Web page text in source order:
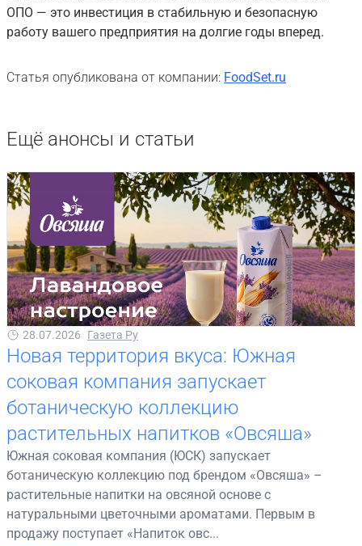
ОПО — это инвестиция в стабильную и безопасную
работу вашего предприятия на долгие годы вперед.
Статья опубликована от компании: FoodSet.ru
Ещё анонсы и статьи
28.07.2026 Газета Ру
Новая территория вкуса: Южная
соковая компания запускает
ботаническую коллекцию
растительных напитков «Овсяша»
Южная соковая компания (ЮСК) запускает
ботаническую коллекцию под брендом «Овсяша» –
растительные напитки на овсяной основе с
натуральными цветочными ароматами. Первым в
продажу поступает «Напиток овс...